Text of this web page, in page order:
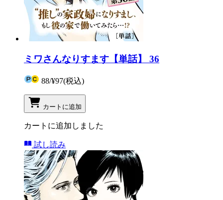
ミワさんなりすます【単話】 36
88/¥97(税込)
カートに追加
カートに追加しました
試し読み